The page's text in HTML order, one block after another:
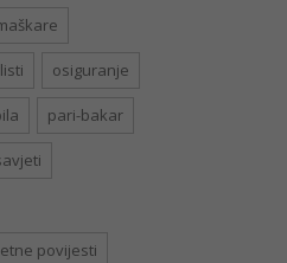
osiguranje
pari-bakar
povijesti